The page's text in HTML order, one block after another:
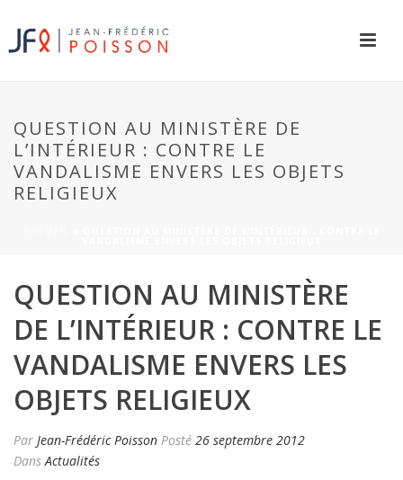
QUESTION AU MINISTÈRE DE
L’INTÉRIEUR : CONTRE LE
VANDALISME ENVERS LES OBJETS
RELIGIEUX
QUESTION AU MINISTÈRE
DE L’INTÉRIEUR : CONTRE LE
VANDALISME ENVERS LES
OBJETS RELIGIEUX
Par Jean-Frédéric Poisson Posté 26 septembre 2012
DansActualités